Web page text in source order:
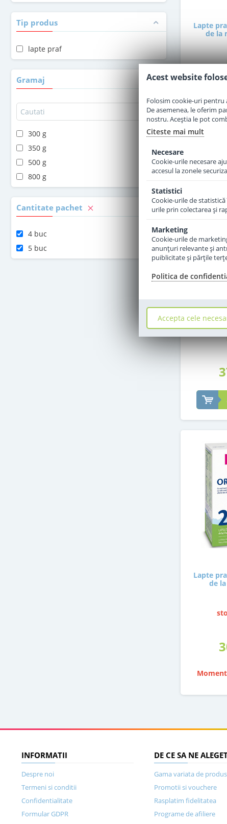
Tip produs
lapte praf
Gramaj
300 g
350 g
500 g
800 g
Cantitate pachet
4 buc
5 buc
Lapte
de la
Lapte
Lapte
de
INFORMATII
Despre noi
Termeni si conditii
Confidentialitate
Formular GDPR
DE CE SA NE
Gama variata de
Promotii si vouchere
Rasplatim fidelitatea
Programe de afiliere
Acest website
Folosim cookie-uri
De asemenea, le oferim
nostru. Aceștia le pot
Citeste mai mult
Necesare
Cookie-urile necesare
accesul la zonele
Statistici
Cookie-urile de
urile prin colectarea şi
Marketing
Cookie-urile de
anunţuri relevante şi
puiblicitate şi părţile
Politica de
Accepta cele